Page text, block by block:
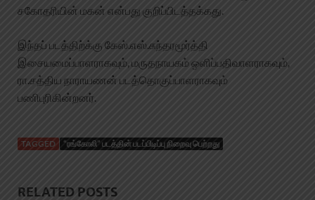
சகோதரியின் மகன் என்பது குறிப்பிடத்தக்கது.
இந்தப் படத்திற்க்கு கேஸ்.எஸ்.சுந்தரமூர்த்தி
இசையமைப்பாளராகவும், மருதநாயகம் ஒளிப்பதிவாளராகவும்,
ரா.சத்திய நாராயணன் படத்தொகுப்பாளராகவும்
பணிபுரிகின்றனர்.
TAGGED “ரங்கோலி” படத்தின் படப்பிடிப்பு நிறைவு பெற்றது
RELATED POSTS